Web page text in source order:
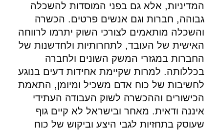
המדיניות, אלא גם בפני המוסדות להשכלה
גבוהה, חברות וגם אנשים פרטים. הכשרה
והשכלה מותאמים לצורכי השוק יתרמו לרווחה
האישית של העובד, לתחרותיות ולחדשנות של
החברות במגזרי המשק השונים ולחברה
בכללותה. למרות שקיימת אחידות דעים בנוגע
לחשיבות של כוח אדם משכיל ומיומן, התאמת
הכישורים וההכשרה לשוק העבודה העתידי
איננה ודאית. מאחר ובישראל לא קיים גוף
שעוסק בתחזיות לגבי היצע וביקוש של כוח